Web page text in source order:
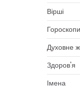
Вірші
Гороскопи
Духовне
Здоров'я
Імена